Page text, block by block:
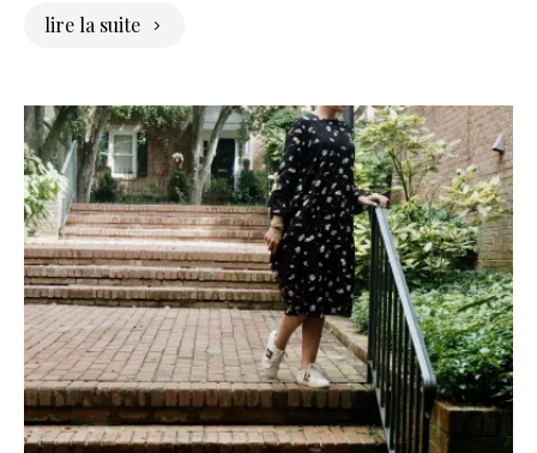
lire la suite